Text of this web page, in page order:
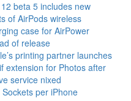
beta 5 includes new
of AirPods wireless
case for AirPower
of release
printing partner launches
extension for Photos after
service nixed
Sockets per iPhone